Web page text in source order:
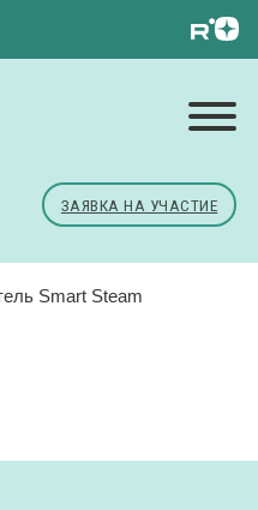
ЗАЯВКА НА УЧАСТИЕ
Smart Steam